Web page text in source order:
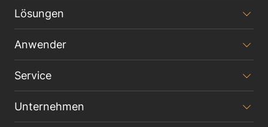
Lösungen
Anwender
Service
Unternehmen